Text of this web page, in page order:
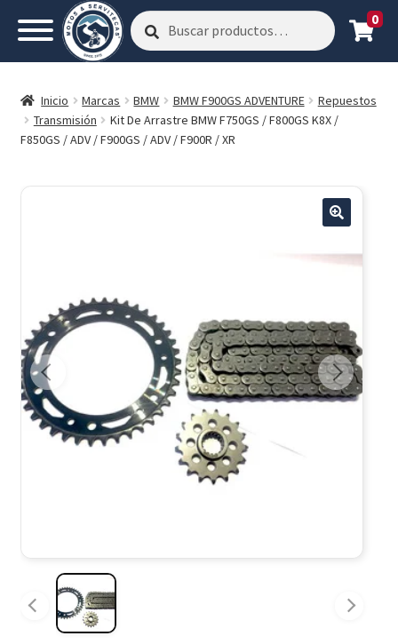
Buscar
por:
Buscar 0
Inicio Marcas BMW BMW F900GS ADVENTURE
Repuestos
Transmisión
Kit De Arrastre BMW F750GS / F800GS K8X /
F850GS / ADV / F900GS / ADV / F900R / XR